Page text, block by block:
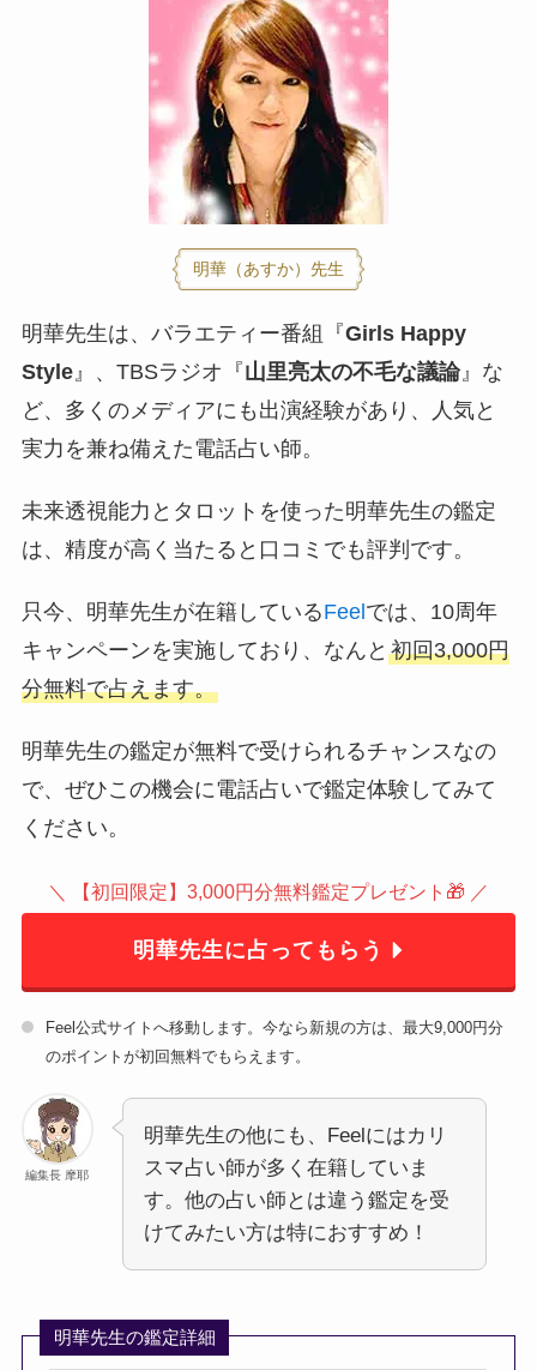
明華（あすか）先生
明華先生は、バラエティー番組『Girls Happy
Style』、TBSラジオ『山里亮太の不毛な議論』な
ど、多くのメディアにも出演経験があり、人気と
実力を兼ね備えた電話占い師。
未来透視能力とタロットを使った明華先生の鑑定
は、精度が高く当たると口コミでも評判です。
只今、明華先生が在籍しているFeel では、10周年
キャンペーンを実施しており、なんと 初回3,000円
分無料で占えます。
明華先生の鑑定が無料で受けられるチャンスなの
で、ぜひこの機会に電話占いで鑑定体験してみて
ください。
＼ 【初回限定】3,000円分無料鑑定プレゼント🎁 ／
明華先生に占ってもらう
Feel公式サイトへ移動します。今なら新規の方は、最大9,000円分
のポイントが初回無料でもらえます。
編集長 摩耶
明華先生の他にも、Feelにはカリ
スマ占い師が多く在籍していま
す。他の占い師とは違う鑑定を受
けてみたい方は特におすすめ！
明華先生の鑑定詳細